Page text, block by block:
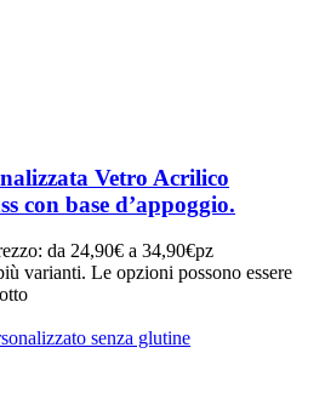
Vetro Acrilico
con base d’appoggio.
da 24,90€ a 34,90€pz
varianti. Le opzioni possono essere